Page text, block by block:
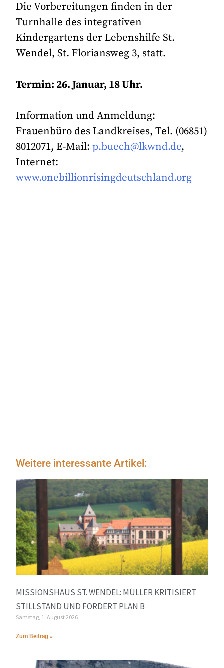
Die Vorbereitungen finden in der
Turnhalle des integrativen
Kindergartens der Lebenshilfe St.
Wendel, St. Floriansweg 3, statt.
Termin: 26. Januar, 18 Uhr.
Information und Anmeldung:
Frauenbüro des Landkreises, Tel. (06851)
8012071, E-Mail:p.buech@lkwnd.de,
Internet:
www.onebillionrisingdeutschland.org
Weitere interessante Artikel:
MISSIONSHAUS ST. WENDEL: MÜLLER KRITISIERT
STILLSTAND UND FORDERT PLAN B
Samstag, 1. August 2026
Zum Beitrag »